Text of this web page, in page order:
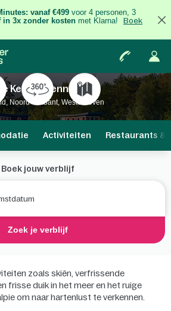
vanaf €499 voor 4 personen, 3
in 3x zonder kosten met Klarna!
Boek
Kempervennen
Noord-Brabant, Westerhoven
Activiteiten Restaurants &
Boek jouw verblijf
Zoek je verblijf
zoals skiën, verfrissende
frisse duik in het meer en het ruige
om naar hartenlust te verkennen.